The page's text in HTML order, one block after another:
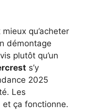
qu’acheter
démontage
plutôt qu’un
s’y
2025
Les
et ça fonctionne.